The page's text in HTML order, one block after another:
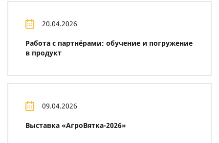
20.04.2026
Работа с партнёрами: обучение и погружение
в продукт
09.04.2026
Выставка «АгроВятка-2026»